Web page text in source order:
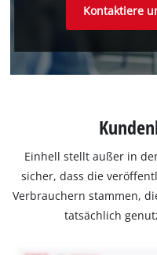
Kontaktiere
Einhell stellt außer in
sicher, dass die
Verbrauchern stammen,
tatsächlich